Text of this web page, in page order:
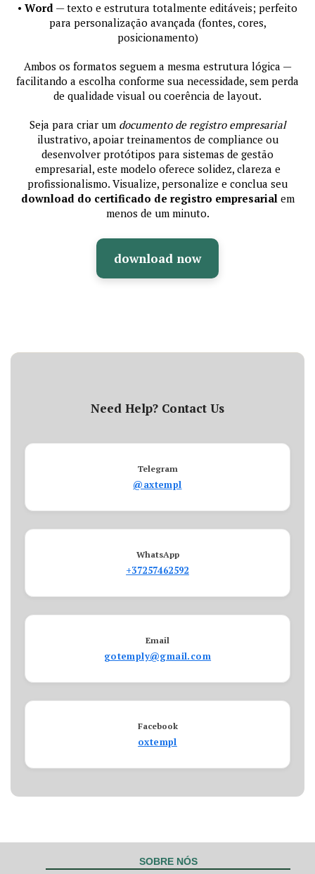
• Word — texto e estrutura totalmente editáveis; perfeito
para personalização avançada (fontes, cores,
posicionamento)
Ambos os formatos seguem a mesma estrutura lógica —
facilitando a escolha conforme sua necessidade, sem perda
de qualidade visual ou coerência de layout.
Seja para criar um documento de registro empresarial
ilustrativo, apoiar treinamentos de compliance ou
desenvolver protótipos para sistemas de gestão
empresarial, este modelo oferece solidez, clareza e
profissionalismo. Visualize, personalize e conclua seu
download do certificado de registro empresarial em
menos de um minuto.
download now
Need Help? Contact Us
Telegram
@axtempl
WhatsApp
+37257462592
Email
gotemply@gmail.com
Facebook
oxtempl
SOBRE NÓS